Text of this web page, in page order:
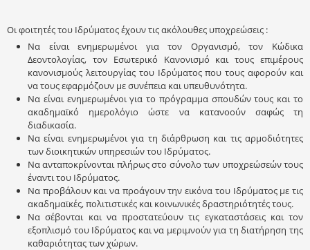
Οι φοιτητές του Ιδρύματος έχουν τις ακόλουθες υποχρεώσεις :
Να είναι ενημερωμένοι για τον Οργανισμό, τον Κώδικα
Δεοντολογίας, τον Εσωτερικό Κανονισμό και τους επιμέρους
κανονισμούς λειτουργίας του Ιδρύματος που τους αφορούν και
να τους εφαρμόζουν με συνέπεια και υπευθυνότητα.
Να είναι ενημερωμένοι για το πρόγραμμα σπουδών τους και το
ακαδημαϊκό ημερολόγιο ώστε να κατανοούν σαφώς τη
διαδικασία.
Να είναι ενημερωμένοι για τη διάρθρωση και τις αρμοδιότητες
των διοικητικών υπηρεσιών του Ιδρύματος.
Να ανταποκρίνονται πλήρως στο σύνολο των υποχρεώσεών τους
έναντι του Ιδρύματος.
Να προβάλουν και να προάγουν την εικόνα του Ιδρύματος με τις
ακαδημαϊκές, πολιτιστικές και κοινωνικές δραστηριότητές τους.
Να σέβονται και να προστατεύουν τις εγκαταστάσεις και τον
εξοπλισμό του Ιδρύματος και να μεριμνούν για τη διατήρηση της
καθαριότητας των χώρων.